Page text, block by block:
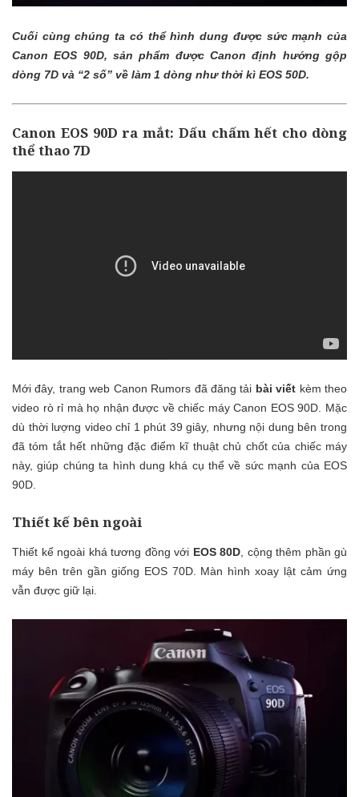
Cuối cùng chúng ta có thể hình dung được sức mạnh của
Canon EOS 90D, sản phẩm được Canon định hướng gộp
dòng 7D và “2 số” về làm 1 dòng như thời kì EOS 50D.
Canon EOS 90D ra mắt: Dấu chấm hết cho dòng
thể thao 7D
Mới đây, trang web Canon Rumors đã đăng tải bài viết kèm theo
video rò rỉ mà họ nhận được về chiếc máy Canon EOS 90D. Mặc
dù thời lượng video chỉ 1 phút 39 giây, nhưng nội dung bên trong
đã tóm tắt hết những đặc điểm kĩ thuật chủ chốt của chiếc máy
này, giúp chúng ta hình dung khá cụ thể về sức mạnh của EOS
90D.
Thiết kế bên ngoài
Thiết kế ngoài khá tương đồng với EOS 80D , cộng thêm phần gù
máy bên trên gần giống EOS 70D. Màn hình xoay lật cảm ứng
vẫn được giữ lại.